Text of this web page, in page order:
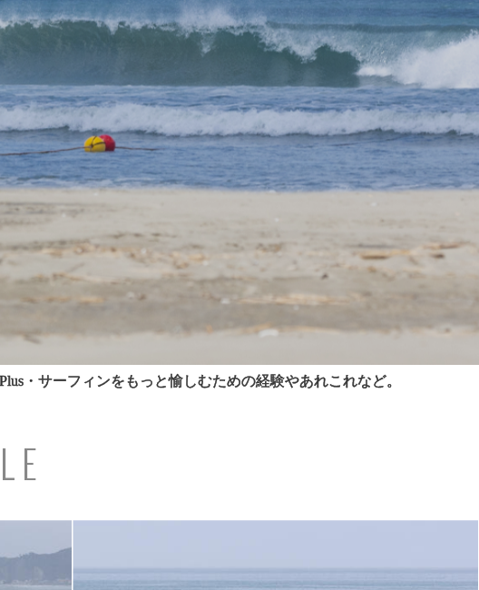
・サーフィンをもっと愉しむための経験やあれこれなど。